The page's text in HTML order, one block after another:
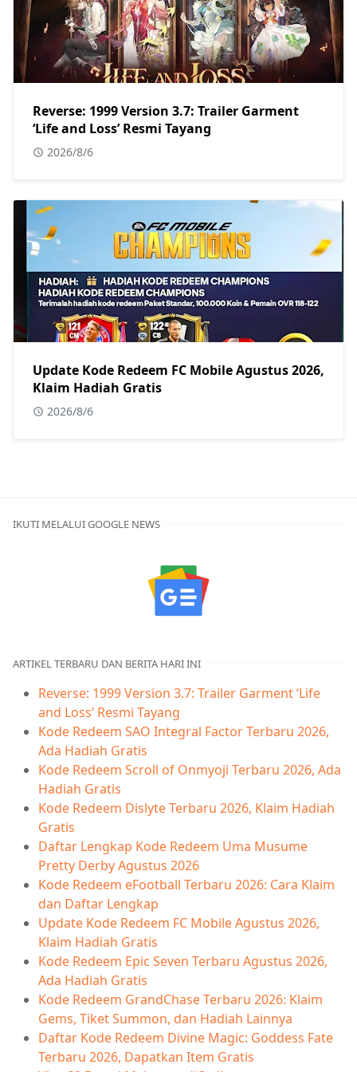
Reverse: 1999 Version 3.7: Trailer Garment
‘Life and Loss’ Resmi Tayang
2026/8/6
Update Kode Redeem FC Mobile Agustus 2026,
Klaim Hadiah Gratis
2026/8/6
IKUTI MELALUI GOOGLE NEWS
ARTIKEL TERBARU DAN BERITA HARI INI
Reverse: 1999 Version 3.7: Trailer Garment ‘Life
and Loss’ Resmi Tayang
Kode Redeem SAO Integral Factor Terbaru 2026,
Ada Hadiah Gratis
Kode Redeem Scroll of Onmyoji Terbaru 2026, Ada
Hadiah Gratis
Kode Redeem Dislyte Terbaru 2026, Klaim Hadiah
Gratis
Daftar Lengkap Kode Redeem Uma Musume
Pretty Derby Agustus 2026
Kode Redeem eFootball Terbaru 2026: Cara Klaim
dan Daftar Lengkap
Update Kode Redeem FC Mobile Agustus 2026,
Klaim Hadiah Gratis
Kode Redeem Epic Seven Terbaru Agustus 2026,
Ada Hadiah Gratis
Kode Redeem GrandChase Terbaru 2026: Klaim
Gems, Tiket Summon, dan Hadiah Lainnya
Daftar Kode Redeem Divine Magic: Goddess Fate
Terbaru 2026, Dapatkan Item Gratis